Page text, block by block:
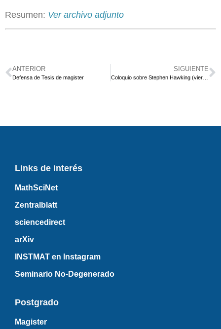
Resumen: Ver archivo adjunto
ANTERIOR
Defensa de Tesis de magister
SIGUIENTE
Coloquio sobre Stephen Hawking (viernes 28 de septiembre de 2018)
Links de interés
MathSciNet
Zentralblatt
sciencedirect
arXiv
INSTMAT en Instagram
Seminario No-Degenerado
Postgrado
Magister